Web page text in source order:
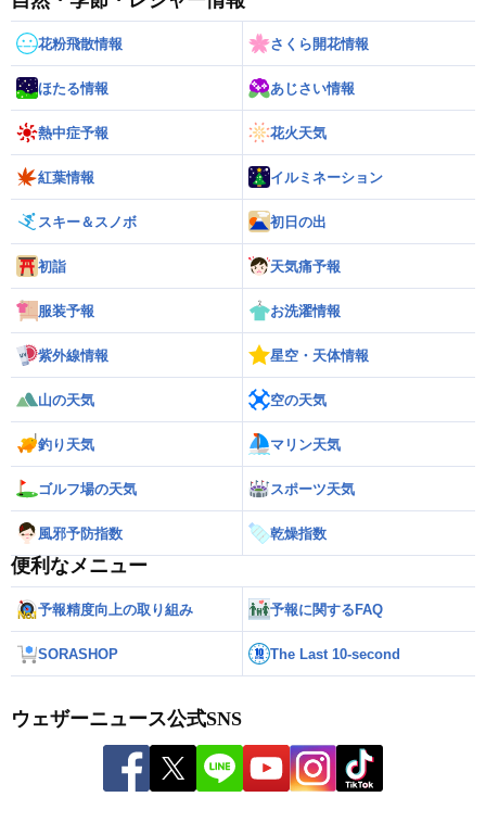
花粉飛散情報 さくら開花情報
ほたる情報 あじさい情報
熱中症予報 花火天気
紅葉情報 イルミネーション
スキー＆スノボ 初日の出
初詣 天気痛予報
服装予報 お洗濯情報
紫外線情報 星空・天体情報
山の天気 空の天気
釣り天気 マリン天気
ゴルフ場の天気 スポーツ天気
風邪予防指数 乾燥指数
便利なメニュー
予報精度向上の取り組み 予報に関するFAQ
SORASHOP The Last 10-second
ウェザーニュース公式SNS